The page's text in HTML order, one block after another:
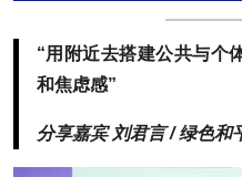
“用附近去搭建公共与个
和焦虑感”
分享嘉宾 刘君言 / 绿色和